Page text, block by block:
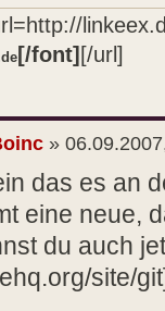
[/font][/url]
»
das es an
eine neue,
du auch
site/